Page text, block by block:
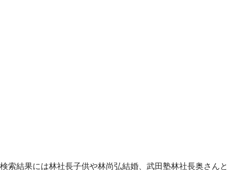
検索結果には林社長子供や林尚弘結婚、武田塾林社長奥さんと